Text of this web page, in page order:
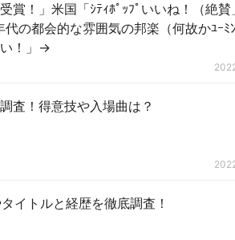
賞！」米国「ｼﾃｨﾎﾟｯﾌﾟいいね！（絶
の都会的な雰囲気の邦楽（何故かﾕｰ
！」→
査！得意技や入場曲は？
イトルと経歴を徹底調査！